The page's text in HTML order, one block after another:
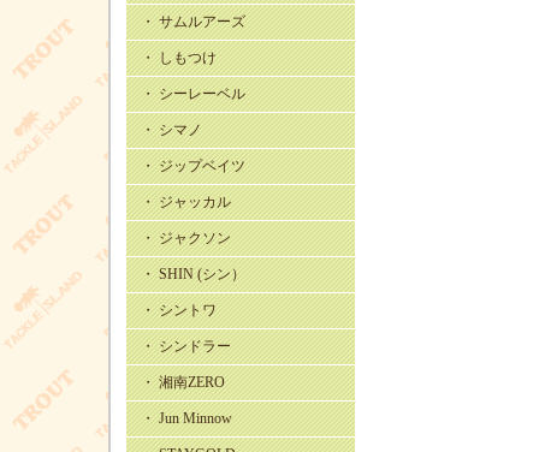
・ サムルアーズ
・ しもつけ
・ シーレーベル
・ シマノ
・ ジップベイツ
・ ジャッカル
・ ジャクソン
・ SHIN (シン）
・ シントワ
・ シンドラー
・ 湘南ZERO
・ Jun Minnow